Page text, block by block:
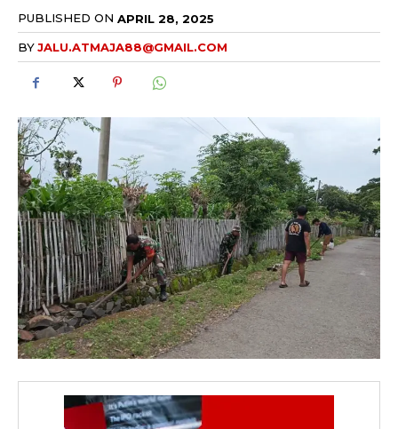
PUBLISHED ON APRIL 28, 2025
BYJALU.ATMAJA88@GMAIL.COM